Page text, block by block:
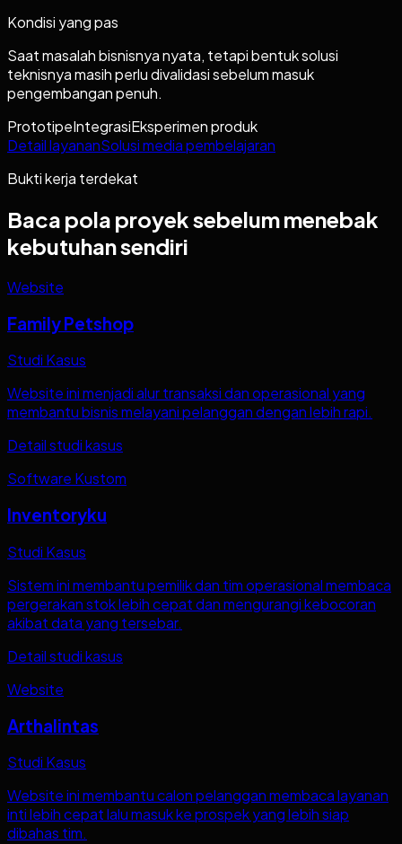
Kondisi yang pas
Saat masalah bisnisnya nyata, tetapi bentuk solusi
teknisnya masih perlu divalidasi sebelum masuk
pengembangan penuh.
PrototipeIntegrasiEksperimen produk
Detail layananSolusi media pembelajaran
Bukti kerja terdekat
Baca pola proyek sebelum menebak
kebutuhan sendiri
Website
Family Petshop
Studi Kasus
Website ini menjadi alur transaksi dan operasional yang
membantu bisnis melayani pelanggan dengan lebih rapi.
Detail studi kasus
Software Kustom
Inventoryku
Studi Kasus
Sistem ini membantu pemilik dan tim operasional membaca
pergerakan stok lebih cepat dan mengurangi kebocoran
akibat data yang tersebar.
Detail studi kasus
Website
Arthalintas
Studi Kasus
Website ini membantu calon pelanggan membaca layanan
inti lebih cepat lalu masuk ke prospek yang lebih siap
dibahas tim.